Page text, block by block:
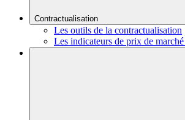
Contractualisation
Les outils de la contractualisation
Les indicateurs de prix de